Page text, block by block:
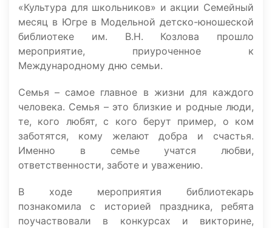
«Культура для школьников» и акции Семейный
месяц в Югре в Модельной детско-юношеской
библиотеке им. В.Н. Козлова прошло
мероприятие, приуроченное к
Международному дню семьи.
Семья – самое главное в жизни для каждого
человека. Семья – это близкие и родные люди,
те, кого любят, с кого берут пример, о ком
заботятся, кому желают добра и счастья.
Именно в семье учатся любви,
ответственности, заботе и уважению.
В ходе мероприятия библиотекарь
познакомила с историей праздника, ребята
поучаствовали в конкурсах и викторине,